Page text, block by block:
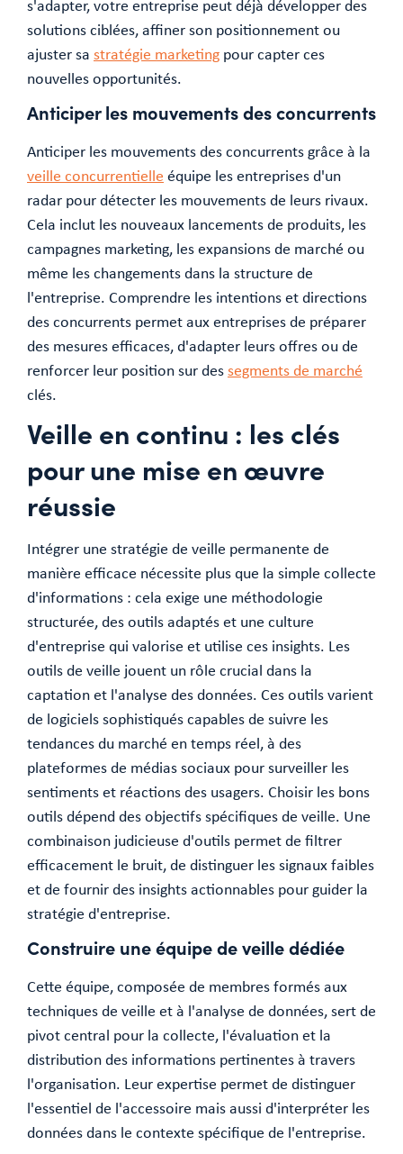
s'adapter, votre entreprise peut déjà développer des
solutions ciblées, affiner son positionnement ou
ajuster sa stratégie marketing pour capter ces
nouvelles opportunités.
Anticiper les mouvements des concurrents
Anticiper les mouvements des concurrents grâce à la
veille concurrentielle équipe les entreprises d'un
radar pour détecter les mouvements de leurs rivaux.
Cela inclut les nouveaux lancements de produits, les
campagnes marketing, les expansions de marché ou
même les changements dans la structure de
l'entreprise. Comprendre les intentions et directions
des concurrents permet aux entreprises de préparer
des mesures efficaces, d'adapter leurs offres ou de
renforcer leur position sur dessegments de marché
clés.
Veille en continu : les clés
pour une mise en œuvre
réussie
Intégrer une stratégie de veille permanente de
manière efficace nécessite plus que la simple collecte
d'informations : cela exige une méthodologie
structurée, des outils adaptés et une culture
d'entreprise qui valorise et utilise ces insights. Les
outils de veille jouent un rôle crucial dans la
captation et l'analyse des données. Ces outils varient
de logiciels sophistiqués capables de suivre les
tendances du marché en temps réel, à des
plateformes de médias sociaux pour surveiller les
sentiments et réactions des usagers. Choisir les bons
outils dépend des objectifs spécifiques de veille. Une
combinaison judicieuse d'outils permet de filtrer
efficacement le bruit, de distinguer les signaux faibles
et de fournir des insights actionnables pour guider la
stratégie d'entreprise.
Construire une équipe de veille dédiée
Cette équipe, composée de membres formés aux
techniques de veille et à l'analyse de données, sert de
pivot central pour la collecte, l'évaluation et la
distribution des informations pertinentes à travers
l'organisation. Leur expertise permet de distinguer
l'essentiel de l'accessoire mais aussi d'interpréter les
données dans le contexte spécifique de l'entreprise.